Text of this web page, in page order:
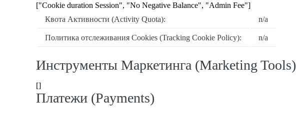
["Cookie duration Session", "No Negative Balance", "Admin Fee"]
Квота Активности (Activity Quota):
n/a
Политика отслеживания Cookies (Tracking Cookie Policy): n/a
Инструменты Маркетинга (Marketing Tools)
[]
Платежи (Payments)